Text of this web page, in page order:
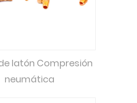
latón Compresión
neumática